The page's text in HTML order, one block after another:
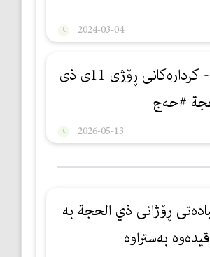
2024-03-04
44- كردارەكانی ڕۆژی 11ی ذی
#حەج
2026-05-13
ڕۆژانی ذي الحجة بە
بەستراوە